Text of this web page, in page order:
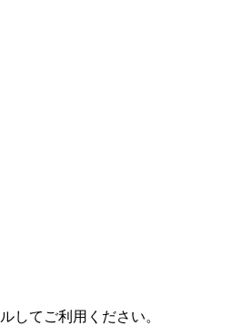
してご利用ください。